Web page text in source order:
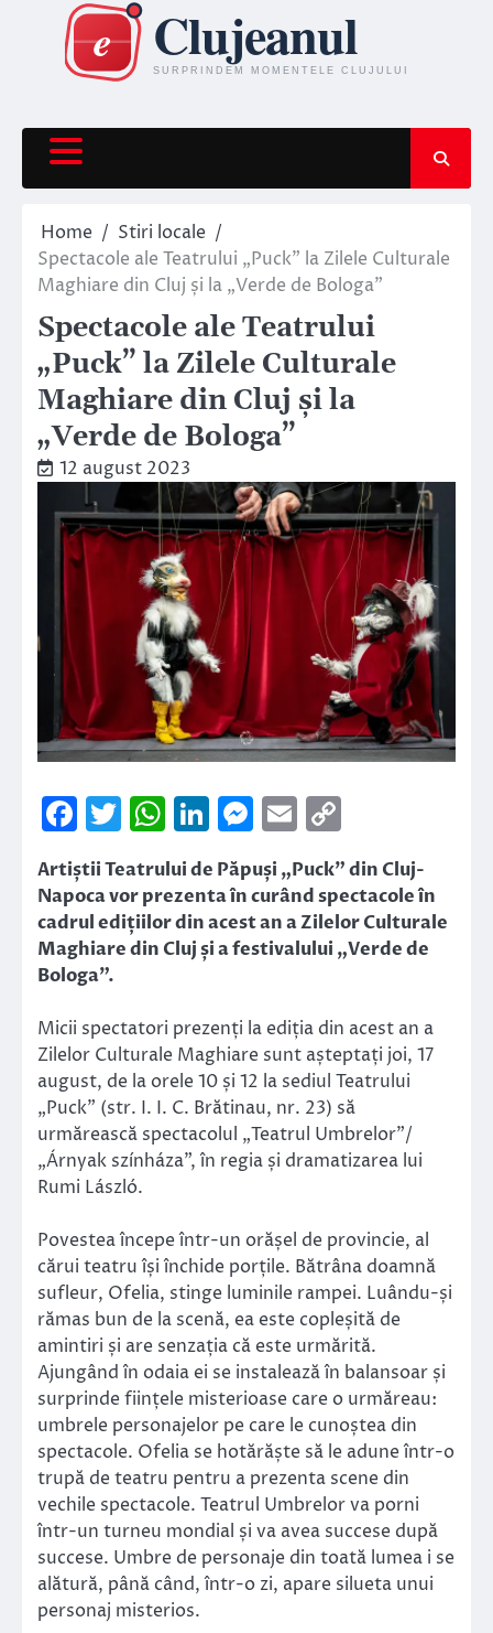
content
Home
Stiri locale
Spectacole ale Teatrului „Puck” la Zilele Culturale
Maghiare din Cluj și la „Verde de Bologa”
Spectacole ale Teatrului
„Puck” la Zilele Culturale
Maghiare din Cluj și la
„Verde de Bologa”
12 august 2023
Facebook
Twitter
WhatsApp
LinkedIn
Messenger
Email
Link
Artiștii Teatrului de Păpuși „Puck” din Cluj-
Napoca vor prezenta în curând spectacole în
cadrul edițiilor din acest an a Zilelor Culturale
Maghiare din Cluj și a festivalului „Verde de
Bologa”.
Micii spectatori prezenți la ediția din acest an a
Zilelor Culturale Maghiare sunt așteptați joi, 17
august, de la orele 10 și 12 la sediul Teatrului
„Puck” (str. I. I. C. Brătinau, nr. 23) să
urmărească spectacolul „Teatrul Umbrelor”/
„Árnyak színháza”, în regia și dramatizarea lui
Rumi László.
Povestea începe într-un orășel de provincie, al
cărui teatru își închide porțile. Bătrâna doamnă
sufleur, Ofelia, stinge luminile rampei. Luându-și
rămas bun de la scenă, ea este copleșită de
amintiri și are senzația că este urmărită.
Ajungând în odaia ei se instalează în balansoar și
surprinde ființele misterioase care o urmăreau:
umbrele personajelor pe care le cunoștea din
spectacole. Ofelia se hotărăște să le adune într-o
trupă de teatru pentru a prezenta scene din
vechile spectacole. Teatrul Umbrelor va porni
într-un turneu mondial și va avea succese după
succese. Umbre de personaje din toată lumea i se
alătură, până când, într-o zi, apare silueta unui
personaj misterios.